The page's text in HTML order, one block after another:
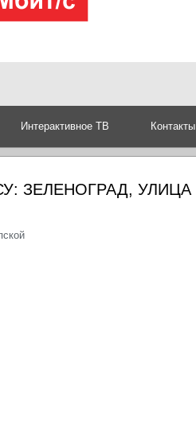
Интерактивное ТВ Контакты
ЗЕЛЕНОГРАД, УЛИЦА